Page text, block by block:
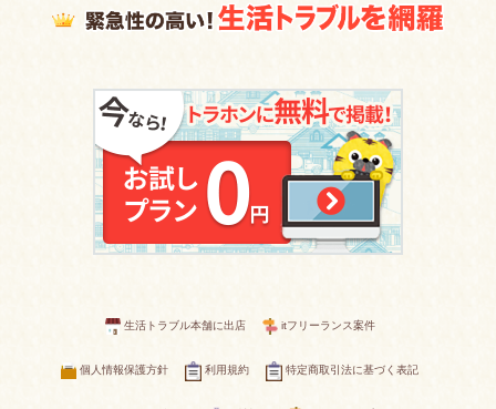
生活トラブル本舗に出店 itフリーランス案件
個人情報保護方針 利用規約 特定商取引法に基づく表記